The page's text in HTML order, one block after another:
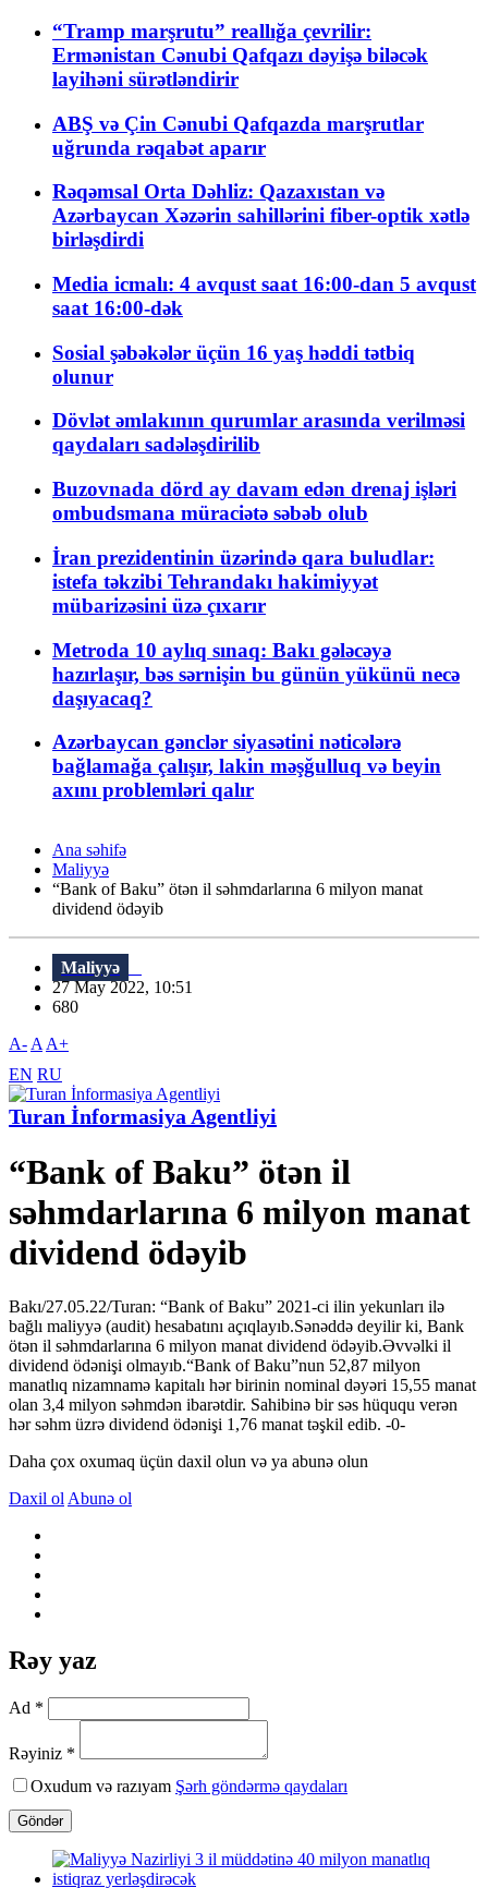
“Tramp marşrutu” reallığa çevrilir:
Ermənistan Cənubi Qafqazı dəyişə biləcək
layihəni sürətləndirir
ABŞ və Çin Cənubi Qafqazda marşrutlar
uğrunda rəqabət aparır
Rəqəmsal Orta Dəhliz: Qazaxıstan və
Azərbaycan Xəzərin sahillərini fiber-optik xətlə
birləşdirdi
Media icmalı: 4 avqust saat 16:00-dan 5 avqust
saat 16:00-dək
Sosial şəbəkələr üçün 16 yaş həddi tətbiq
olunur
Dövlət əmlakının qurumlar arasında verilməsi
qaydaları sadələşdirilib
Buzovnada dörd ay davam edən drenaj işləri
ombudsmana müraciətə səbəb olub
İran prezidentinin üzərində qara buludlar:
istefa təkzibi Tehrandakı hakimiyyət
mübarizəsini üzə çıxarır
Metroda 10 aylıq sınaq: Bakı gələcəyə
hazırlaşır, bəs sərnişin bu günün yükünü necə
daşıyacaq?
Azərbaycan gənclər siyasətini nəticələrə
bağlamağa çalışır, lakin məşğulluq və beyin
axını problemləri qalır
Ana səhifə
Maliyyə
“Bank of Baku” ötən il səhmdarlarına 6 milyon manat
dividend ödəyib
Maliyyə
27 May 2022, 10:51
680
A- A A+
EN RU
Turan İnformasiya Agentliyi
“Bank of Baku” ötən il
səhmdarlarına 6 milyon manat
dividend ödəyib
Bakı/27.05.22/Turan: “Bank of Baku” 2021-ci ilin yekunları ilə
bağlı maliyyə (audit) hesabatını açıqlayıb.Sənəddə deyilir ki, Bank
ötən il səhmdarlarına 6 milyon manat dividend ödəyib.Əvvəlki il
dividend ödənişi olmayıb.“Bank of Baku”nun 52,87 milyon
manatlıq nizamnamə kapitalı hər birinin nominal dəyəri 15,55 manat
olan 3,4 milyon səhmdən ibarətdir. Sahibinə bir səs hüququ verən
hər səhm üzrə dividend ödənişi 1,76 manat təşkil edib. -0-
Daha çox oxumaq üçün daxil olun və ya abunə olun
Daxil ol Abunə ol
Rəy yaz
Ad *
Rəyiniz *
Oxudum və razıyam Şərh göndərmə qaydaları
Göndər